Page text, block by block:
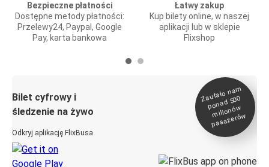
Bezpieczne płatności
Dostępne metody płatności:
Przelewy24, Paypal, Google
Pay, karta bankowa
Łatwy zakup
Kup bilety online, w naszej
aplikacji lub w sklepie
Flixshop
Bilet cyfrowy i
śledzenie na żywo
Odkryj aplikację FlixBusa
Zaufało na
m
ponad 500
milionó
w
pasażeró
w